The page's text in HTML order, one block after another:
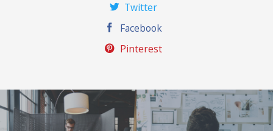
Twitter
Facebook
Pinterest